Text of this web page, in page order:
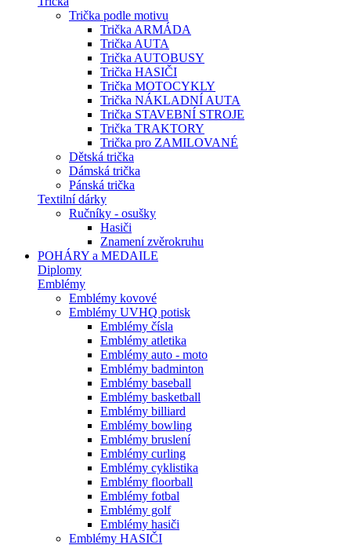
Trička podle motivu
Trička ARMÁDA
Trička AUTA
Trička AUTOBUSY
Trička HASIČI
Trička MOTOCYKLY
Trička NÁKLADNÍ AUTA
Trička STAVEBNÍ STROJE
Trička TRAKTORY
Trička pro ZAMILOVANÉ
Dětská trička
Dámská trička
Pánská trička
Textilní dárky
Ručníky - osušky
Hasiči
Znamení zvěrokruhu
POHÁRY a MEDAILE
Diplomy
Emblémy
Emblémy kovové
Emblémy UVHQ potisk
Emblémy čísla
Emblémy atletika
Emblémy auto - moto
Emblémy badminton
Emblémy baseball
Emblémy basketball
Emblémy billiard
Emblémy bowling
Emblémy bruslení
Emblémy curling
Emblémy cyklistika
Emblémy floorball
Emblémy fotbal
Emblémy golf
Emblémy hasiči
Emblémy HASIČI